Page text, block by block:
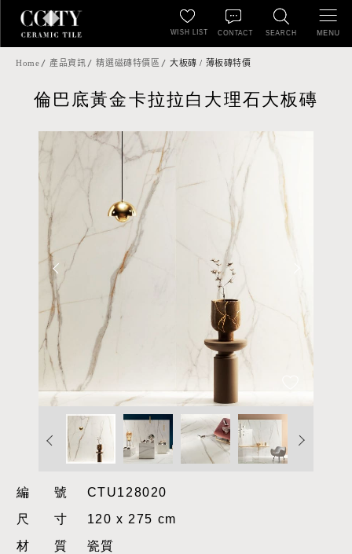
SEARCH
WISH LIST CONTACT MENU
Home 產品資訊 精選磁磚特價區 大板磚 / 薄板磚特價
倫巴底黃金卡拉拉白大理石大板磚
編號CTU128020
尺寸120 x 275 cm
材質瓷質